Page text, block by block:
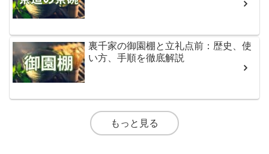
裏千家の御園棚と立礼点前：歴史、使
い方、手順を徹底解説
もっと見る